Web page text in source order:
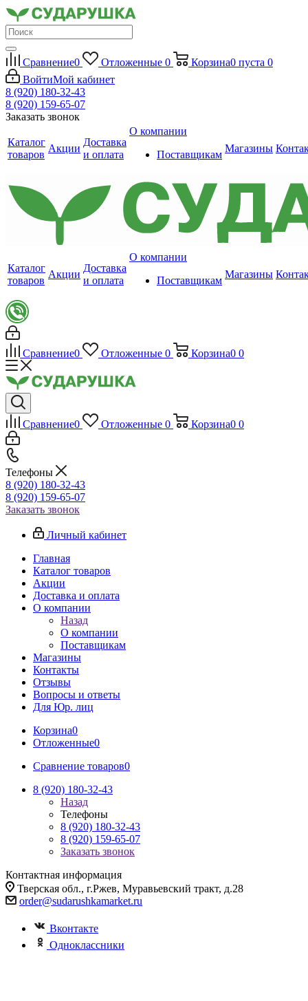
Сравнение0 Отложенные 0 Корзина0 пуста 0
ВойтиМой кабинет
8 (920) 180-32-43
8 (920) 159-65-07
Заказать звонок
Каталог
товаров
Акции
Доставка
и оплата
О компании
Поставщикам
Магазины
Каталог
товаров
Акции
Доставка
и оплата
О компании
Поставщикам
Магазины
Сравнение0 Отложенные 0 Корзина0 0
Сравнение0 Отложенные 0 Корзина0 0
Телефоны
8 (920) 180-32-43
8 (920) 159-65-07
Заказать звонок
Личный кабинет
Главная
Каталог товаров
Акции
Доставка и оплата
О компании
Назад
О компании
Поставщикам
Магазины
Контакты
Отзывы
Вопросы и ответы
Для Юр. лиц
Корзина0
Отложенные0
Сравнение товаров0
8 (920) 180-32-43
Назад
Телефоны
8 (920) 180-32-43
8 (920) 159-65-07
Заказать звонок
Контактная информация
Тверская обл., г.Ржев, Муравьевский тракт, д.28
order@sudarushkamarket.ru
Вконтакте
Одноклассники